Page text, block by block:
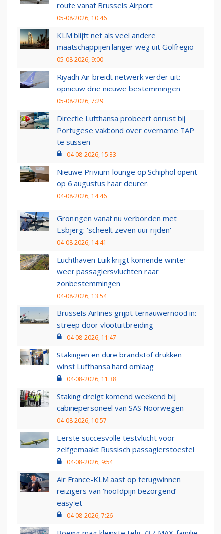
route vanaf Brussels Airport
05-08-2026, 10:46
KLM blijft net als veel andere
maatschappijen langer weg uit Golfregio
05-08-2026, 9:00
Riyadh Air breidt netwerk verder uit:
opnieuw drie nieuwe bestemmingen
05-08-2026, 7:29
Directie Lufthansa probeert onrust bij
Portugese vakbond over overname TAP
te sussen
04-08-2026, 15:33
Nieuwe Privium-lounge op Schiphol opent
op 6 augustus haar deuren
04-08-2026, 14:46
Groningen vanaf nu verbonden met
Esbjerg: 'scheelt zeven uur rijden'
04-08-2026, 14:41
Luchthaven Luik krijgt komende winter
weer passagiersvluchten naar
zonbestemmingen
04-08-2026, 13:54
Brussels Airlines grijpt ternauwernood in:
streep door vlootuitbreiding
04-08-2026, 11:47
Stakingen en dure brandstof drukken
winst Lufthansa hard omlaag
04-08-2026, 11:38
Staking dreigt komend weekend bij
cabinepersoneel van SAS Noorwegen
04-08-2026, 10:57
Eerste succesvolle testvlucht voor
zelfgemaakt Russisch passagierstoestel
04-08-2026, 9:54
Air France-KLM aast op terugwinnen
reizigers van ‘hoofdpijn bezorgend’
easyJet
04-08-2026, 7:26